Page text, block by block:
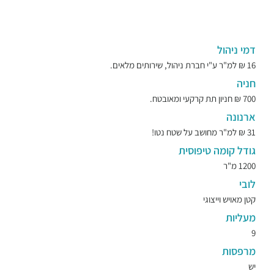
דמי ניהול
16 ₪ למ"ר ע"י חברת ניהול, שירותים מלאים.
חניה
700 ₪ חניון תת קרקעי ומאובטח.
ארנונה
31 ₪ למ"ר מחושב על שטח נטו!
גודל קומה טיפוסית
1200 מ"ר
לובי
קטן מאויש וייצוגי
מעליות
9
מרפסות
יש